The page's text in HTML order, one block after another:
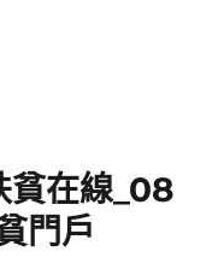
貧在線_08
門戶